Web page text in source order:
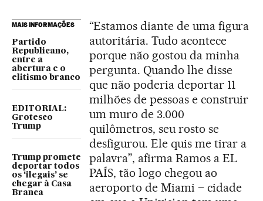
MAIS INFORMAÇÕES
Partido
Republicano,
entre a
abertura e o
elitismo branco
EDITORIAL:
Grotesco
Trump
Trump promete
deportar todos
os ‘ilegais’ se
chegar à Casa
Branca
“Estamos diante de uma figura
autoritária. Tudo acontece
porque não gostou da minha
pergunta. Quando lhe disse
que não poderia deportar 11
milhões de pessoas e construir
um muro de 3.000
quilômetros, seu rosto se
desfigurou. Ele quis me tirar a
palavra”, afirma Ramos a EL
PAÍS, tão logo chegou ao
aeroporto de Miami – cidade